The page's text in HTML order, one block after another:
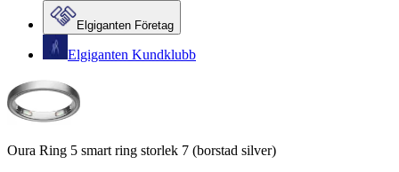
Elgiganten Företag
Elgiganten Kundklubb
Oura Ring 5 smart ring storlek 7 (borstad silver)